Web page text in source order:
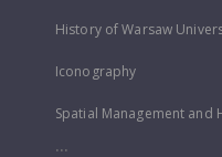
History of Warsaw
Iconography
Spatial Management and
...